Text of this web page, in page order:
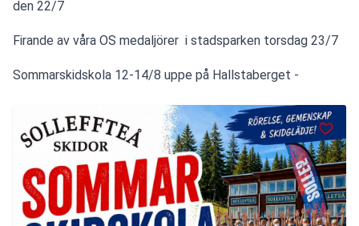
den 22/7
Firande av våra OS medaljörer  i stadsparken torsdag 23/7
Sommarskidskola 12-14/8 uppe på Hallstaberget -